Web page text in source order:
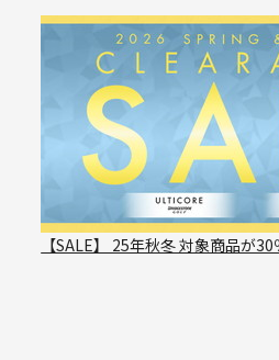
【SALE】 25年秋冬 対象商品が